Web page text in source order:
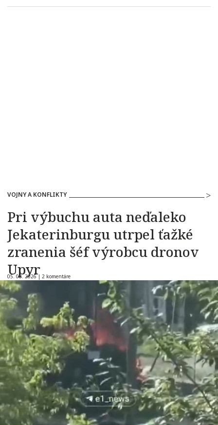
VOJNY A KONFLIKTY
Pri výbuchu auta neďaleko
Jekaterinburgu utrpel ťažké
zranenia šéf výrobcu dronov
Upyr
05. 08. 2026 | 2 komentáre